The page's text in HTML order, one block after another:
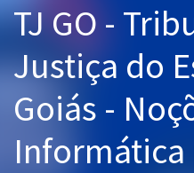
Cursos 20% OFF
Pós
Graduação
OAB
TJ GO -
Justiça do
Goiás -